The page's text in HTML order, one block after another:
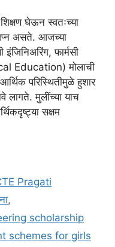
घेऊन स्वतःच्या
असते. आजच्या
फार्मसी
Education) मोलाची
परिस्थितीमुळे हुशार
लागते. मुलींच्या याच
सक्षम
Pragati
,
scholarship
schemes for girls